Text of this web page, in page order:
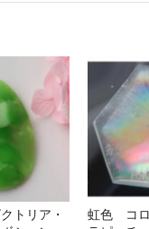
トリア・
虹色 コ